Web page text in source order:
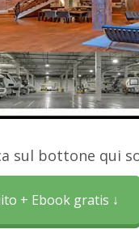
sul bottone qui
+ Ebook gratis ↓